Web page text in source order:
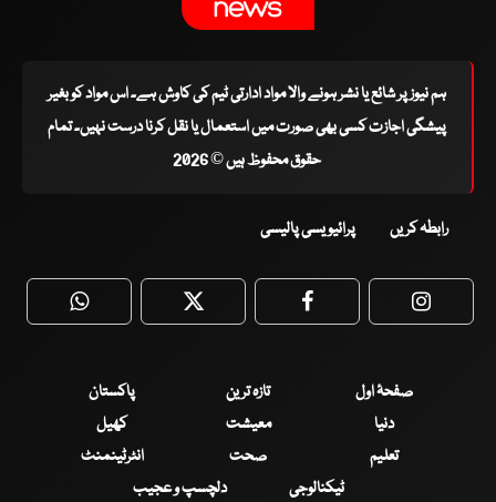
ہم نیوز پر شائع یا نشر ہونے والا مواد ادارتی ٹیم کی کاوش ہے۔ اس مواد کو بغیر
پیشگی اجازت کسی بھی صورت میں استعمال یا نقل کرنا درست نہیں۔ تمام
حقوق محفوظ ہیں © 2026
رابطہ کریں پرائیویسی پالیسی
WhatsApp Twitter Facebook
صفحۂ اول تازہ ترین
پاکستان
دنیا
معیشت
کھیل
تعلیم
صحت
انٹرٹینمنٹ
ٹیکنالوجی
دلچسپ و عجیب